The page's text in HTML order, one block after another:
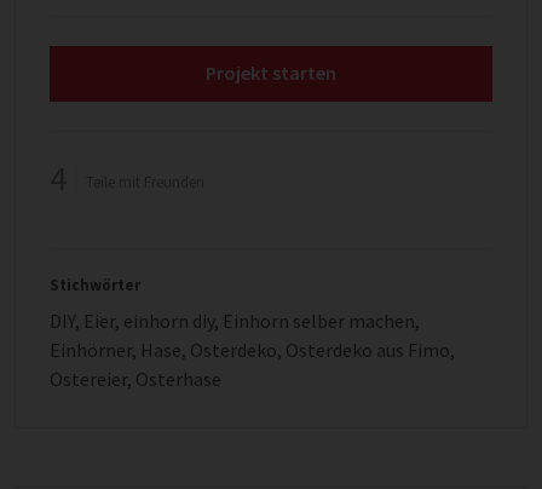
Projekt starten
Stichwörter
DIY, Eier, einhorn diy, Einhorn selber machen,
Einhörner, Hase, Osterdeko, Osterdeko aus Fimo,
Ostereier, Osterhase